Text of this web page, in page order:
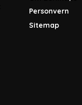
Personvern
Sitemap